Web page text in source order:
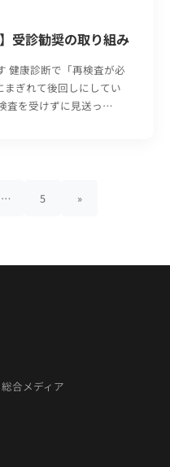
受診勧奨の取り組み
健康診断で「再検査が必
ぎれて後回しにしてい
査を受けずに見送っ…
… 5 »
合メディア